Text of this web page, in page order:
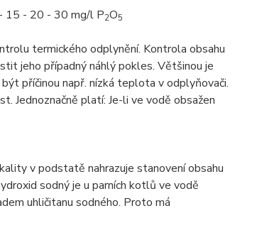
15 - 20 - 30 mg/l P2O5
termického odplynění. Kontrola obsahu
jeho případný náhlý pokles. Většinou je
příčinou např. nízká teplota v odplyňovači.
Jednoznačně platí: Je-li ve vodě obsažen
v podstatě nahrazuje stanovení obsahu
sodný je u parních kotlů ve vodě
uhličitanu sodného. Proto má